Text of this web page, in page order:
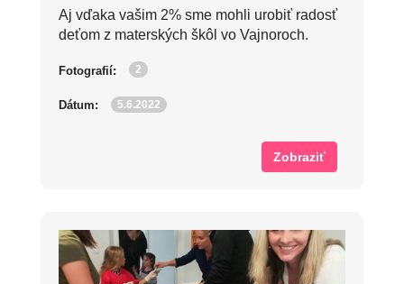
Aj vďaka vašim 2% sme mohli urobiť radosť
deťom z materských škôl vo Vajnoroch.
Fotografií: 2
Dátum: 5.6.2022
Zobraziť